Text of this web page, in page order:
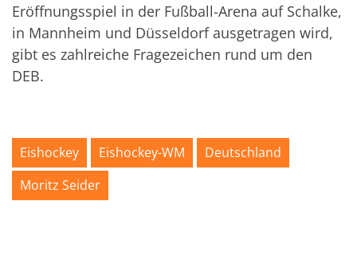
Eröffnungsspiel in der Fußball-Arena auf Schalke,
in Mannheim und Düsseldorf ausgetragen wird,
gibt es zahlreiche Fragezeichen rund um den
DEB.
Eishockey Eishockey-WM
Deutschland
Moritz Seider